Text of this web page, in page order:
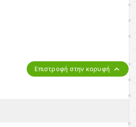
Επιστροφή στην κορυφή 